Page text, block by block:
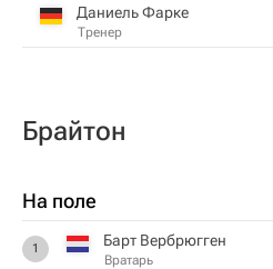
Даниель Фарке
Тренер
Брайтон
На поле
1 Барт Вербрюгген
Вратарь